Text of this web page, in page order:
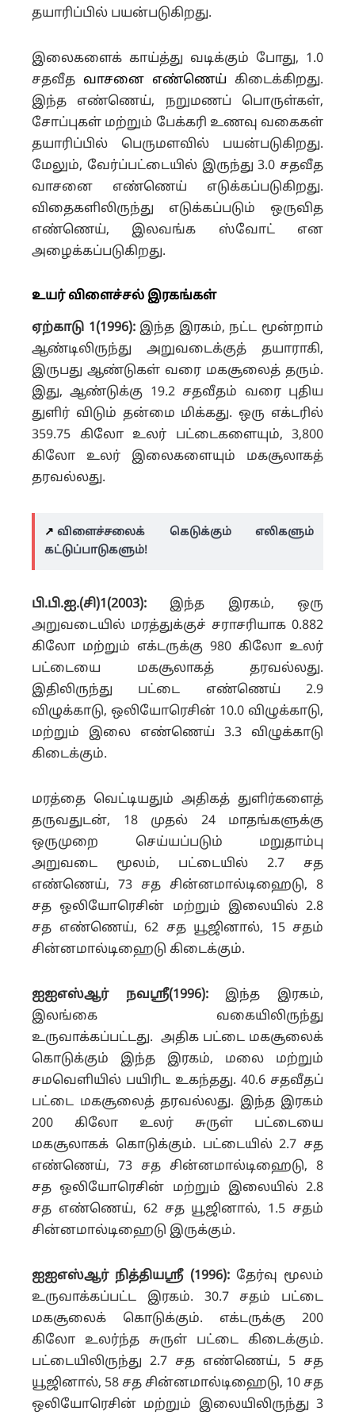
தயாரிப்பில் பயன்படுகிறது.
இலைகளைக் காய்த்து வடிக்கும் போது, 1.0
சதவீத வாசனை எண்ணெய் கிடைக்கிறது.
இந்த எண்ணெய், நறுமணப் பொருள்கள்,
சோப்புகள் மற்றும் பேக்கரி உணவு வகைகள்
தயாரிப்பில் பெருமளவில் பயன்படுகிறது.
மேலும், வேர்ப்பட்டையில் இருந்து 3.0 சதவீத
வாசனை எண்ணெய் எடுக்கப்படுகிறது.
விதைகளிலிருந்து எடுக்கப்படும் ஒருவித
எண்ணெய், இலவங்க ஸ்வோட் என
அழைக்கப்படுகிறது.
உயர் விளைச்சல் இரகங்கள்
ஏற்காடு 1(1996):இந்த இரகம், நட்ட மூன்றாம்
ஆண்டிலிருந்து அறுவடைக்குத் தயாராகி,
இருபது ஆண்டுகள் வரை மகசூலைத் தரும்.
இது, ஆண்டுக்கு 19.2 சதவீதம் வரை புதிய
துளிர் விடும் தன்மை மிக்கது. ஒரு எக்டரில்
359.75 கிலோ உலர் பட்டைகளையும், 3,800
கிலோ உலர் இலைகளையும் மகசூலாகத்
தரவல்லது.
↗️ விளைச்சலைக் கெடுக்கும் எலிகளும்
கட்டுப்பாடுகளும்!
பி.பி.ஐ.(சி)1(2003): இந்த இரகம், ஒரு
அறுவடையில் மரத்துக்குச் சராசரியாக 0.882
கிலோ மற்றும் எக்டருக்கு 980 கிலோ உலர்
பட்டையை மகசூலாகத் தரவல்லது.
இதிலிருந்து பட்டை எண்ணெய் 2.9
விழுக்காடு, ஒலியோரெசின் 10.0 விழுக்காடு,
மற்றும் இலை எண்ணெய் 3.3 விழுக்காடு
கிடைக்கும்.
மரத்தை வெட்டியதும் அதிகத் துளிர்களைத்
தருவதுடன், 18 முதல் 24 மாதங்களுக்கு
ஒருமுறை செய்யப்படும் மறுதாம்பு
அறுவடை மூலம், பட்டையில் 2.7 சத
எண்ணெய், 73 சத சின்னமால்டிஹைடு, 8
சத ஒலியோரெசின் மற்றும் இலையில் 2.8
சத எண்ணெய், 62 சத யூஜினால், 15 சதம்
சின்னமால்டிஹைடு கிடைக்கும்.
ஐஐஎஸ்ஆர் நவஸ்ரீ(1996):இந்த இரகம்,
இலங்கை வகையிலிருந்து
உருவாக்கப்பட்டது. அதிக பட்டை மகசூலைக்
கொடுக்கும் இந்த இரகம், மலை மற்றும்
சமவெளியில் பயிரிட உகந்தது. 40.6 சதவீதப்
பட்டை மகசூலைத் தரவல்லது. இந்த இரகம்
200 கிலோ உலர் சுருள் பட்டையை
மகசூலாகக் கொடுக்கும். பட்டையில் 2.7 சத
எண்ணெய், 73 சத சின்னமால்டிஹைடு, 8
சத ஒலியோரெசின் மற்றும் இலையில் 2.8
சத எண்ணெய், 62 சத யூஜினால், 1.5 சதம்
சின்னமால்டிஹைடு இருக்கும்.
ஐஐஎஸ்ஆர் நித்தியஸ்ரீ (1996):தேர்வு மூலம்
உருவாக்கப்பட்ட இரகம். 30.7 சதம் பட்டை
மகசூலைக் கொடுக்கும். எக்டருக்கு 200
கிலோ உலர்ந்த சுருள் பட்டை கிடைக்கும்.
பட்டையிலிருந்து 2.7 சத எண்ணெய், 5 சத
யூஜினால், 58 சத சின்னமால்டிஹைடு, 10 சத
ஒலியோரெசின் மற்றும் இலையிலிருந்து 3